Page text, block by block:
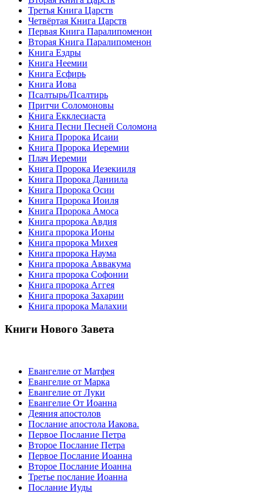
Третья Книга Царств
Четвёртая Книга Царств
Первая Книга Паралипоменон
Вторая Книга Паралипоменон
Книга Ездры
Книга Неемии
Книга Есфирь
Книга Иова
Псалтырь/Псалтирь
Притчи Соломоновы
Книга Екклесиаста
Книга Песни Песней Соломона
Книга Пророка Исаии
Книга Пророка Иеремии
Плач Иеремии
Книга Пророка Иезекииля
Книга Пророка Даниила
Книга Пророка Осии
Книга Пророка Иоиля
Книга Пророка Амоса
Книга пророка Авдия
Книга пророка Ионы
Книга пророка Михея
Книга пророка Наума
Книга пророка Аввакума
Книга пророка Софонии
Книга пророка Аггея
Книга пророка Захарии
Книга пророка Малахии
Книги Нового Завета
Евангелие от Матфея
Евангелие от Марка
Евангелие от Луки
Евангелие От Иоанна
Деяния апостолов
Послание апостола Иакова.
Первое Послание Петра
Второе Послание Петра
Первое Послание Иоанна
Второе Послание Иоанна
Третье послание Иоанна
Послание Иуды